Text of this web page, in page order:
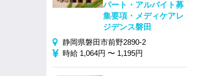
パート・アルバイト募
集要項・メディケアレ
ジデンス磐田
静岡県磐田市前野2890-2
時給 1,064円 〜 1,195円